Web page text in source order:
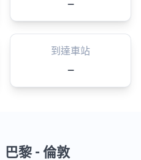
—
到達車站
—
巴黎 - 倫敦